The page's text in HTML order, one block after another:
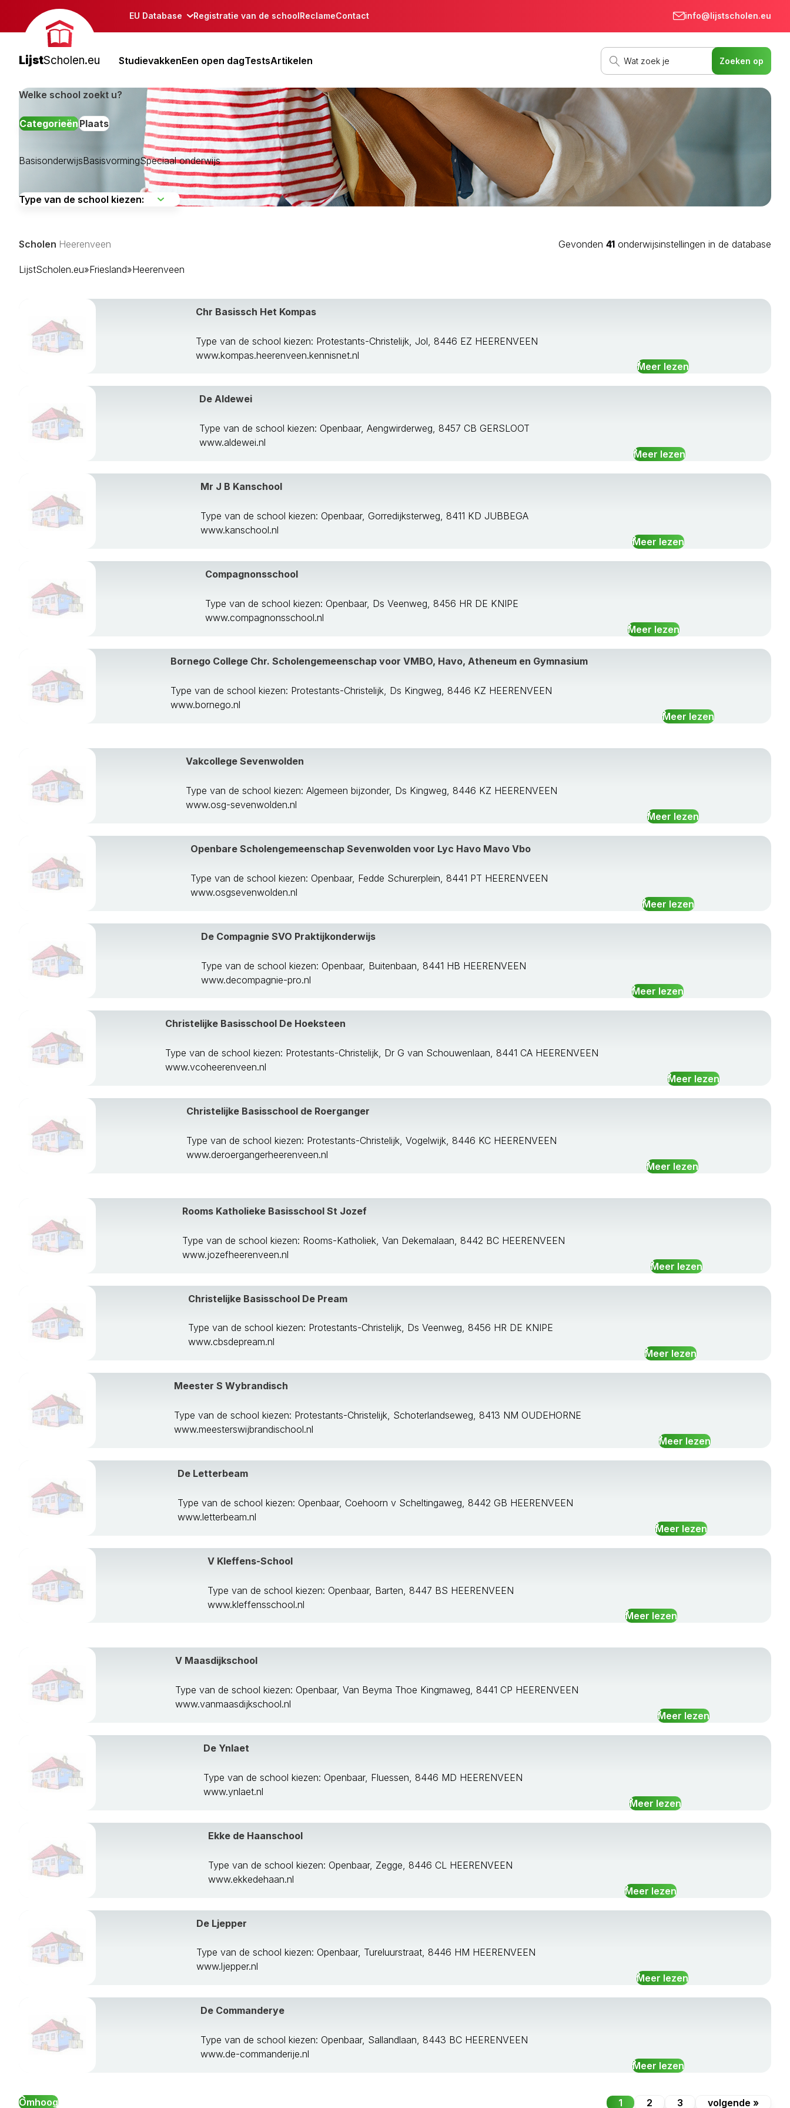
EU Database Registratie van de schoolReclameContact info@lijstscholen.eu
LijstScholen.eu StudievakkenEen open dagTestsArtikelen
Welke school zoekt u?
CategorieënPlaats
BasisonderwijsBasisvormingSpeciaal onderwijs
Franekeradeel
Gaasterlan-Sleat
Heerenveen
Het Bildt
Leeuwarderadeel
Littenseradiel
Menameradiel
Schiermonnikoog
Smallingerland
Sudwest Fryslan
Weststellingwerf
Scholen Heerenveen Gevonden 41 onderwijsinstellingen in de database
LijstScholen.eu»Friesland»Heerenveen
Chr Basissch Het Kompas
Type van de school kiezen: Protestants-Christelijk, Jol, 8446 EZ HEERENVEEN
www.kompas.heerenveen.kennisnet.nl
Meer lezen
De Aldewei
Type van de school kiezen: Openbaar, Aengwirderweg, 8457 CB GERSLOOT
www.aldewei.nl
Meer lezen
Mr J B Kanschool
Type van de school kiezen: Openbaar, Gorredijksterweg, 8411 KD JUBBEGA
www.kanschool.nl
Meer lezen
Compagnonsschool
Type van de school kiezen: Openbaar, Ds Veenweg, 8456 HR DE KNIPE
www.compagnonsschool.nl
Meer lezen
Bornego College Chr. Scholengemeenschap voor VMBO, Havo, Atheneum en Gymnasium
Type van de school kiezen: Protestants-Christelijk, Ds Kingweg, 8446 KZ HEERENVEEN
www.bornego.nl
Meer lezen
Vakcollege Sevenwolden
Type van de school kiezen: Algemeen bijzonder, Ds Kingweg, 8446 KZ HEERENVEEN
www.osg-sevenwolden.nl
Meer lezen
Openbare Scholengemeenschap Sevenwolden voor Lyc Havo Mavo Vbo
Type van de school kiezen: Openbaar, Fedde Schurerplein, 8441 PT HEERENVEEN
www.osgsevenwolden.nl
Meer lezen
De Compagnie SVO Praktijkonderwijs
Type van de school kiezen: Openbaar, Buitenbaan, 8441 HB HEERENVEEN
www.decompagnie-pro.nl
Meer lezen
Christelijke Basisschool De Hoeksteen
Type van de school kiezen: Protestants-Christelijk, Dr G van Schouwenlaan, 8441 CA HEERENVEEN
www.vcoheerenveen.nl
Meer lezen
Christelijke Basisschool de Roerganger
Type van de school kiezen: Protestants-Christelijk, Vogelwijk, 8446 KC HEERENVEEN
www.deroergangerheerenveen.nl
Meer lezen
Rooms Katholieke Basisschool St Jozef
Type van de school kiezen: Rooms-Katholiek, Van Dekemalaan, 8442 BC HEERENVEEN
www.jozefheerenveen.nl
Meer lezen
Christelijke Basisschool De Pream
Type van de school kiezen: Protestants-Christelijk, Ds Veenweg, 8456 HR DE KNIPE
www.cbsdepream.nl
Meer lezen
Meester S Wybrandisch
Type van de school kiezen: Protestants-Christelijk, Schoterlandseweg, 8413 NM OUDEHORNE
www.meesterswijbrandischool.nl
Meer lezen
De Letterbeam
Type van de school kiezen: Openbaar, Coehoorn v Scheltingaweg, 8442 GB HEERENVEEN
www.letterbeam.nl
Meer lezen
V Kleffens-School
Type van de school kiezen: Openbaar, Barten, 8447 BS HEERENVEEN
www.kleffensschool.nl
Meer lezen
V Maasdijkschool
Type van de school kiezen: Openbaar, Van Beyma Thoe Kingmaweg, 8441 CP HEERENVEEN
www.vanmaasdijkschool.nl
Meer lezen
De Ynlaet
Type van de school kiezen: Openbaar, Fluessen, 8446 MD HEERENVEEN
www.ynlaet.nl
Meer lezen
Ekke de Haanschool
Type van de school kiezen: Openbaar, Zegge, 8446 CL HEERENVEEN
www.ekkedehaan.nl
Meer lezen
De Ljepper
Type van de school kiezen: Openbaar, Tureluurstraat, 8446 HM HEERENVEEN
www.ljepper.nl
Meer lezen
De Commanderye
Type van de school kiezen: Openbaar, Sallandlaan, 8443 BC HEERENVEEN
www.de-commanderije.nl
Meer lezen
Omhoog 1 2 3 volgende »